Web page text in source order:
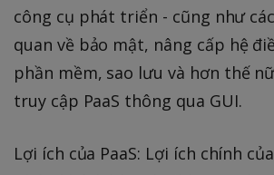
công cụ phát triển - cũng như
quan về bảo mật, nâng cấp hệ
phần mềm, sao lưu và hơn thế
truy cập PaaS thông qua GUI.
Lợi ích của PaaS: Lợi ích chính